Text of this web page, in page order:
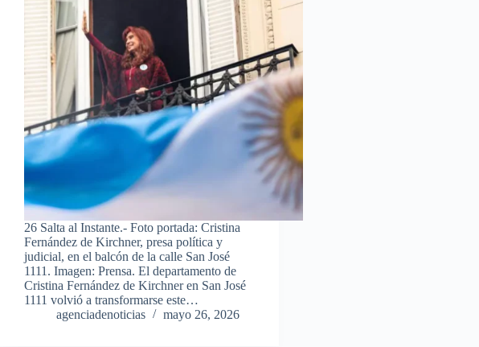
26 Salta al Instante.- Foto portada: Cristina
Fernández de Kirchner, presa política y
judicial, en el balcón de la calle San José
1111. Imagen: Prensa. El departamento de
Cristina Fernández de Kirchner en San José
1111 volvió a transformarse este…
agenciadenoticias
mayo 26, 2026